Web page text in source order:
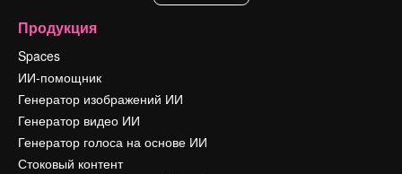
Продукция
Spaces
ИИ-помощник
Генератор изображений ИИ
Генератор видео ИИ
Генератор голоса на основе ИИ
Стоковый контент